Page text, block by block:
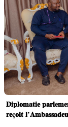
𝐃𝐢𝐩𝐥𝐨𝐦𝐚𝐭𝐢𝐞
𝐫𝐞ç𝐨𝐢𝐭